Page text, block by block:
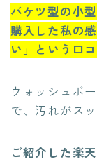
バケツ型の小
購入した私の
い」という口コ
ウォッシュボ
で、汚れがス
ご紹介した楽